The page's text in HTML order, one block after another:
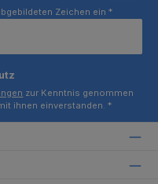
Zeichen ein *
zur Kenntnis genommen
ihnen einverstanden. *